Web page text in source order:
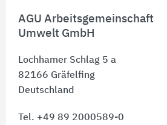
AGU Arbeitsgemeinschaft
Umwelt GmbH
Lochhamer Schlag 5 a
82166 Gräfelfing
Deutschland
Tel. +49 89 2000589-0